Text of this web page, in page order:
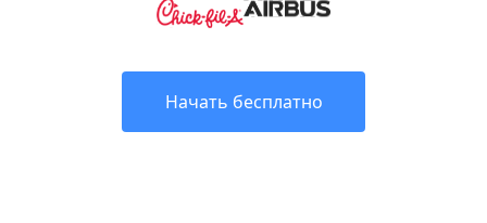
Начать бесплатно